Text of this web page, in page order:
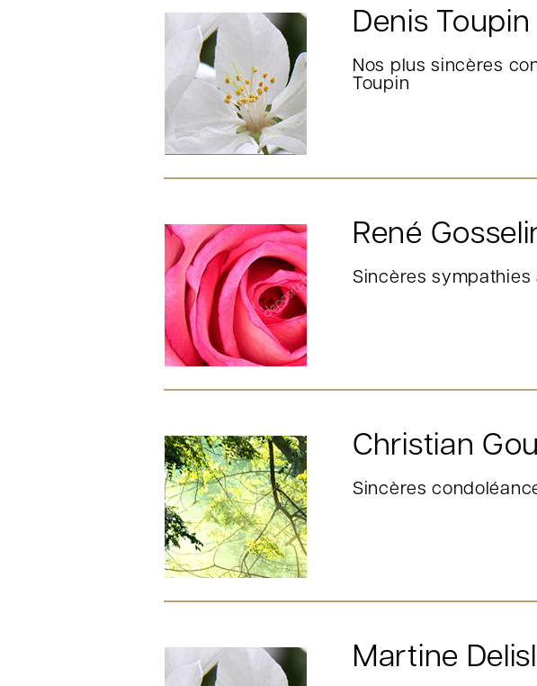
Denis Toupin
Nos plus sincères
Toupin
René
Sincères sympathies
Christian
Sincères
Martine